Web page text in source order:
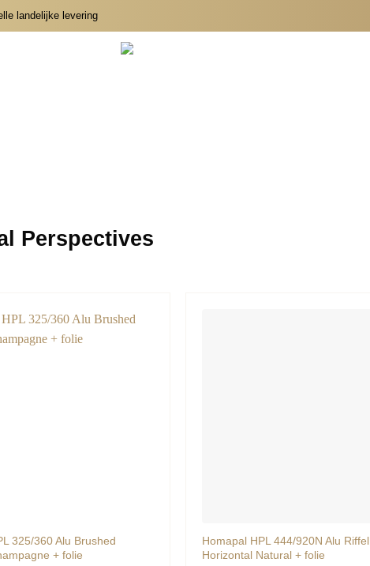
landelijke levering
Perspectives
325/360 Alu Brushed
+ folie
Homapal HPL 444/920N Alu Riffel
Horizontal Natural + folie